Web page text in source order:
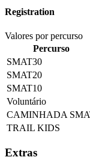
Registration
Valores por percurso
Percurso
SMAT30
SMAT20
SMAT10
Voluntário
CAMINHADA
TRAIL KIDS
Extras